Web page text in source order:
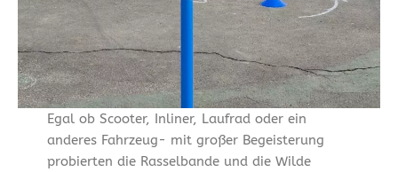
Egal ob Scooter, Inliner, Laufrad oder ein
anderes Fahrzeug- mit großer Begeisterung
probierten die Rasselbande und die Wilde